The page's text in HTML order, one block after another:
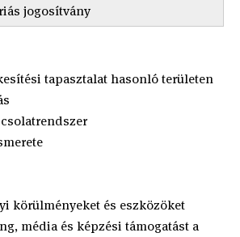
jogosítvány
tapasztalat hasonló területen
körülményeket és eszközöket
média és képzési támogatást a